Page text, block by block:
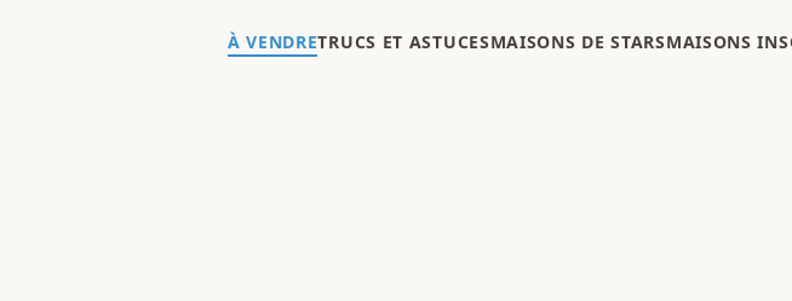
À VENDRETRUCS ET ASTUCESMAISONS DE STARSMAISONS